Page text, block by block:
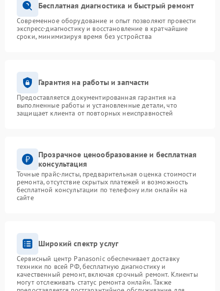
Бесплатная диагностика и быстрый ремонт
Современное оборудование и опыт позволяют провести
экспресс-диагностику и восстановление в кратчайшие
сроки, минимизируя время без устройства
Гарантия на работы и запчасти
Предоставляется документированная гарантия на
выполненные работы и установленные детали, что
защищает клиента от повторных неисправностей
Прозрачное ценообразование и бесплатная
консультация
Точные прайс-листы, предварительная оценка стоимости
ремонта, отсутствие скрытых платежей и возможность
бесплатной консультации по телефону или онлайн на
сайте
Широкий спектр услуг
Сервисный центр Panasonic обеспечивает доставку
техники по всей РФ, бесплатную диагностику и
качественный ремонт, включая срочный ремонт. Клиенты
могут отслеживать статус ремонта онлайн. Также